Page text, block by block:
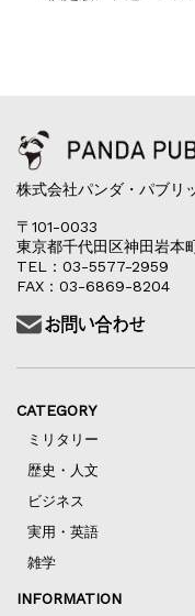
株式会社パンダ・パブリ
〒101-0033
東京都千代田区神田岩本
TEL：03-5577-2959
FAX：03-6869-8204
CATEGORY
ミリタリー
歴史・人文
ビジネス
実用・英語
雑学
INFORMATION